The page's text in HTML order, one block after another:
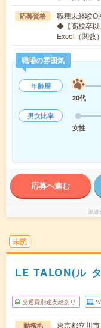
応募資格
職種未経験
◆【高校卒以
Excel（関数
職場の雰囲気
年齢層
20代
男女比率
女性
応募へ進む
派遣
未読
LE TALON(ル
交通費別途支給あり
勤務地 東京都立川市